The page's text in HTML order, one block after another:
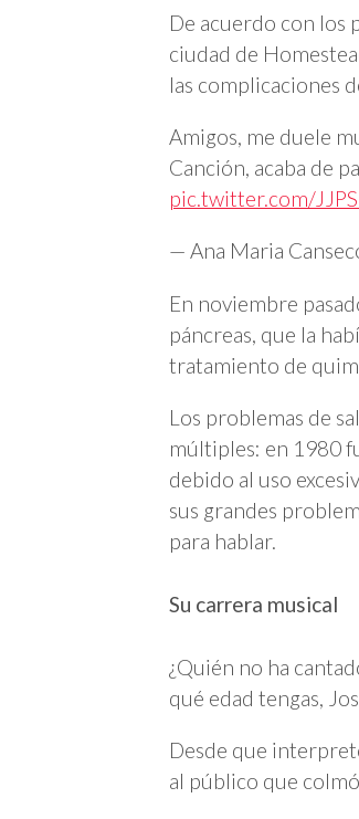
De acuerdo con
ciudad de
las complicaciones
Amigos, me duele
Canción, acaba de
pic.twitter.com/
— Ana Maria
En noviembre
páncreas, que la
tratamiento de
Los problemas de
múltiples: en 1980
debido al uso
sus grandes
para hablar.
Su carrera musical
¿Quién no ha
qué edad tengas,
Desde que
al público que